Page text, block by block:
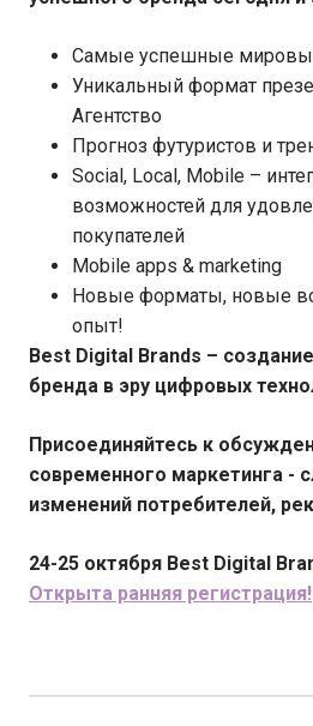
Самые успешные
Уникальный формат
Агентство
Прогноз футуристов и
Social, Local, Mobile –
возможностей для
покупателей
Mobile apps & marketing
Новые форматы, новые
опыт!
Best Digital Brands –
бренда в эру цифровых
Присоединяйтесь к
современного маркетинга -
изменений потребителей,
24-25 октября Best Digital
Открыта ранняя регистрация!